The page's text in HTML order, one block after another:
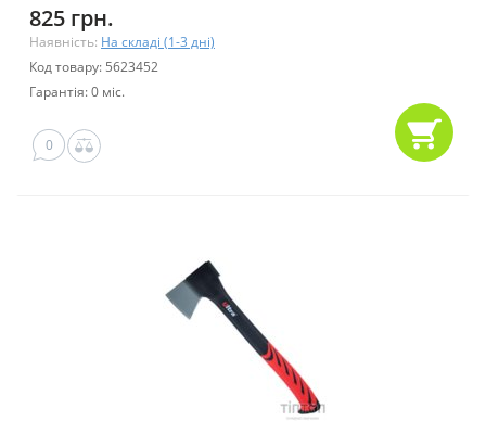
825 грн.
Наявність: На складі (1-3 дні)
Код товару: 5623452
Гарантія: 0 міс.
0